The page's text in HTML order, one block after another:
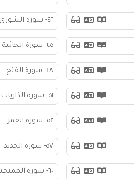
٤٢- سورة الشورى
٤٥- سورة الجاثية
٤٨- سورة الفتح
٥١- سورة الذاريات
٥٤- سورة القمر
٥٧- سورة الحديد
٦٠- سورة الممتحنة